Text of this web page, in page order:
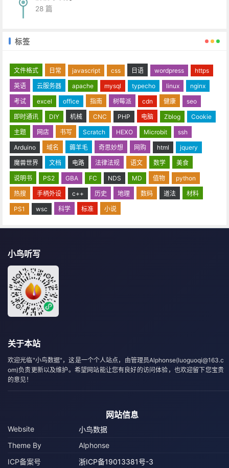
28 篇
标签
文件格式 日常 javascript css 日语 wordpress
https
英语
云服务器 apache mysql typecho linux
nginx
考试
excel office 指南 树莓派 cdn 健康
seo
即时通讯
DIY 机械 CNC PHP 电脑 Zblog
Cookie
主题
网店 书写 Scratch HEXO Microbit
ssh
Arduino
域名 薅羊毛 奇思妙想 网购 html
jquery
魔兽世界
文档 电路 法律法规 语文 数学
美食
说明书
PS2 GBA FC NDS MD 值物
python
热搜
手柄外设 c++ 历史 地理 数码 道法
材料
PS1
wsc 科学 标准 小说
小鸟听写
关于本站
欢迎光临"小鸟数据"，这是一个个人站点，由管理员Alphonse(luoguoqi@163.c
om)负责更新以及维护。希望网站能让您有良好的访问体验，也欢迎留下您宝贵
的意见！
网站信息
Website
小鸟数据
Theme By
Alphonse
ICP备案号
浙ICP备19013381号-3